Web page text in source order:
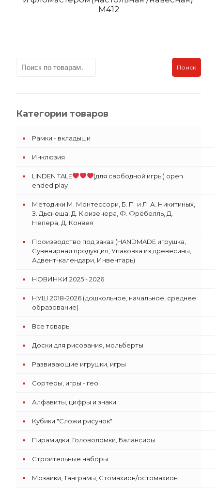
M412
Поиск
Категории товаров
Рамки - вкладыши
Инклюзия
LINDEN TALE
(для свободной игры) open
ended play
Методики М. Монтессори, Б. П. и Л. А. Никитиных,
З. Дьєнеша, Д. Кюизенера, Ф. Фрёбелль, Д.
Непера, Д. Конвея
Производство под заказ (HANDMADE игрушка,
Сувенирная продукция, Упаковка из древесины,
Адвент-календари, Инвентарь)
НОВИНКИ 2025 - 2026
НУШ 2018-2026 (дошкольное, начальное, среднее
образование)
Все товары
Доски для рисования, мольберты
Развивающие игрушки, игры
Сортеры, игры - гео
Алфавиты, цифры и знаки
Кубики "Сложи рисунок"
Пирамидки, Головоломки, Балансиры
Строительные наборы
Мозаики, Танграмы, Стомахион/остомахион